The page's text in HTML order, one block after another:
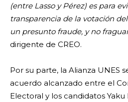
(entre Lasso y Pérez) es para
transparencia de la votación
un presunto fraude, y no
dirigente de CREO.
Por su parte, la Alianza UNES
acuerdo alcanzado entre el
Electoral y los candidatos